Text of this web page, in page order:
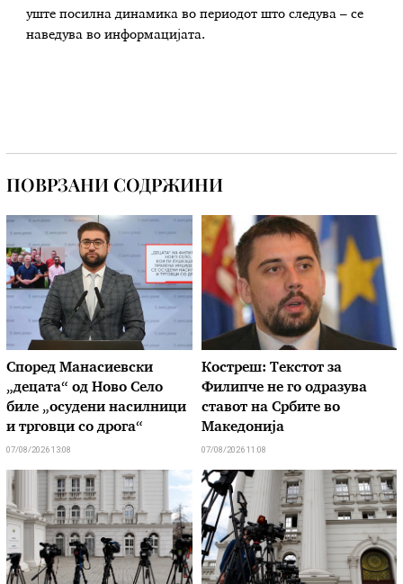
уште посилна динамика во периодот што следува – се
наведува во информацијата.
ПОВРЗАНИ СОДРЖИНИ
Според Манасиевски
„децата“ од Ново Село
биле „осудени насилници
и трговци со дрога“
07/08/2026 13:08
Костреш: Текстот за
Филипче не го одразува
ставот на Србите во
Македонија
07/08/2026 11:08